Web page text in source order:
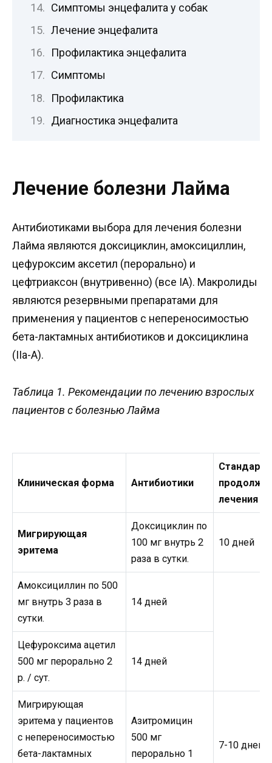
Симптомы энцефалита у собак
Лечение энцефалита
Профилактика энцефалита
Симптомы
Профилактика
Диагностика энцефалита
Лечение болезни Лайма
Антибиотиками выбора для лечения болезни
Лайма являются доксициклин, амоксициллин,
цефуроксим аксетил (перорально) и
цефтриаксон (внутривенно) (все IA). Макролиды
являются резервными препаратами для
применения у пациентов с непереносимостью
бета-лактамных антибиотиков и доксициклина
(IIa-A).
Таблица 1. Рекомендации по лечению взрослых
пациентов с болезнью Лайма
Клиническая форма Антибиотики
лечения
Мигрирующая
эритема
Доксициклин по
100 мг внутрь 2
раза в сутки.
10 дней
Амоксициллин по 500
мг внутрь 3 раза в
сутки.
14 дней
Цефуроксима ацетил
500 мг перорально 2
р. / сут.
14 дней
Мигрирующая
эритема у пациентов
с непереносимостью
бета-лактамных
Азитромицин
500 мг
перорально 1
7-10 дней